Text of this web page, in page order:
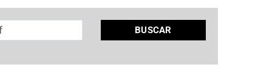
BUSCAR